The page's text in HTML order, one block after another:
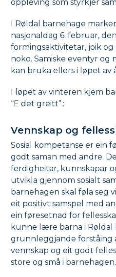
oppleving som styrkjer
I Røldal barnehage
nasjonaldag 6. februar,
formingsaktivitetar, joik
noko. Samiske eventyr og
kan bruka ellers i løpet av
I løpet av vinteren kjem
“E det greitt”.:
Vennskap og
Sosial kompetanse er ein
godt saman med andre.
ferdigheitar, kunnskapar
utvikla gjennom sosialt
barnehagen skal føla seg
eit positivt samspel med
ein føresetnad for
kunne lære barna i Røldal
grunnleggjande forståing
vennskap og eit godt
store og små i barnehagen.